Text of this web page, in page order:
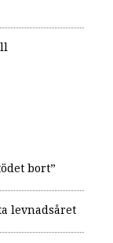
bort”
levnadsåret